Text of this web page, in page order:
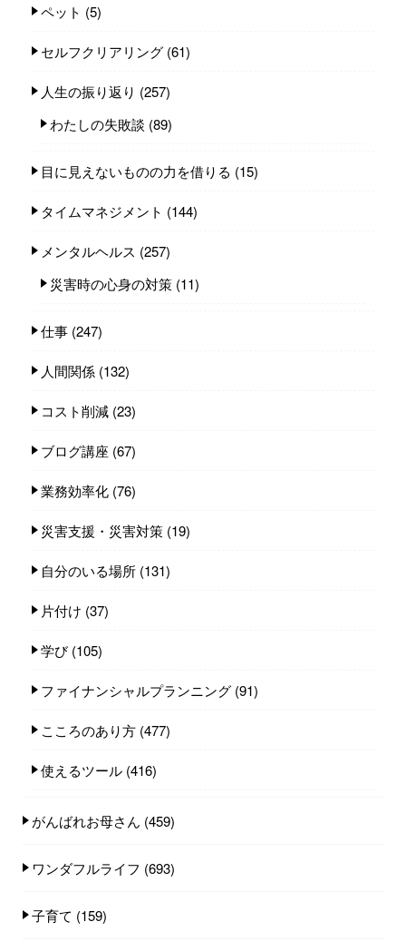
ペット (5)
セルフクリアリング (61)
人生の振り返り (257)
わたしの失敗談 (89)
目に見えないものの力を借りる (15)
タイムマネジメント (144)
メンタルヘルス (257)
災害時の心身の対策 (11)
仕事 (247)
人間関係 (132)
コスト削減 (23)
ブログ講座 (67)
業務効率化 (76)
災害支援・災害対策 (19)
自分のいる場所 (131)
片付け (37)
学び(105)
ファイナンシャルプランニング (91)
こころのあり方 (477)
使えるツール (416)
がんばれお母さん (459)
ワンダフルライフ (693)
子育て (159)